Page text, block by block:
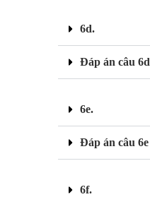
6d.
Đáp án câu 6d
6e.
Đáp án câu 6e
6f.